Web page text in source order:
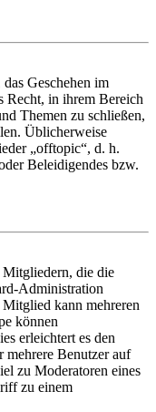
Geschehen im
Recht, in ihrem Bereich
Themen zu schließen,
Üblicherweise
„offtopic“, d. h.
Beleidigendes bzw.
die die
Administration
kann mehreren
können
erleichtert es den
Benutzer auf
zu Moderatoren eines
zu einem